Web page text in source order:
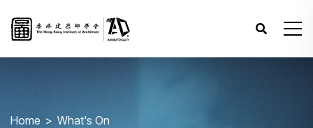
Home What's On